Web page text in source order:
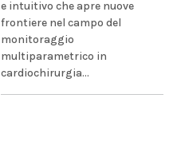
e intuitivo che apre nuove
frontiere nel campo del
monitoraggio
multiparametrico in
cardiochirurgia...